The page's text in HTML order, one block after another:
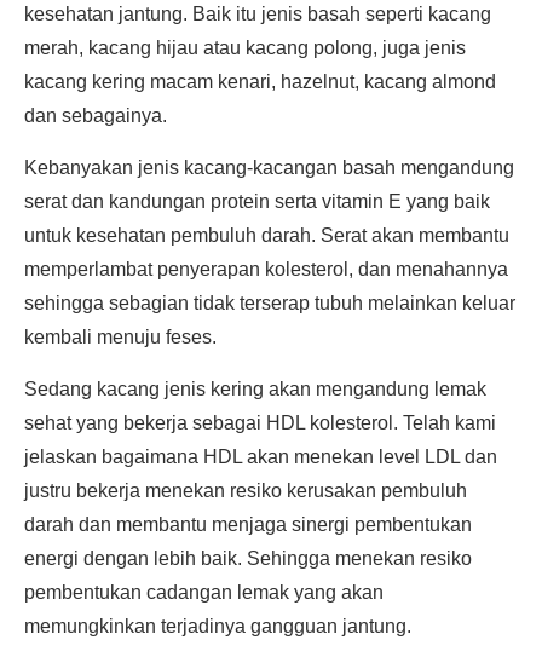
kesehatan jantung. Baik itu jenis basah seperti kacang
merah, kacang hijau atau kacang polong, juga jenis
kacang kering macam kenari, hazelnut, kacang almond
dan sebagainya.
Kebanyakan jenis kacang-kacangan basah mengandung
serat dan kandungan protein serta vitamin E yang baik
untuk kesehatan pembuluh darah. Serat akan membantu
memperlambat penyerapan kolesterol, dan menahannya
sehingga sebagian tidak terserap tubuh melainkan keluar
kembali menuju feses.
Sedang kacang jenis kering akan mengandung lemak
sehat yang bekerja sebagai HDL kolesterol. Telah kami
jelaskan bagaimana HDL akan menekan level LDL dan
justru bekerja menekan resiko kerusakan pembuluh
darah dan membantu menjaga sinergi pembentukan
energi dengan lebih baik. Sehingga menekan resiko
pembentukan cadangan lemak yang akan
memungkinkan terjadinya gangguan jantung.